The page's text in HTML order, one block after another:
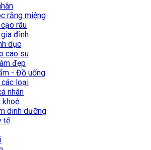
răng miệng
râu
đình
dục
cao su
đẹp
- Đồ uống
các loại
nhân
khoẻ
dinh dưỡng
tế